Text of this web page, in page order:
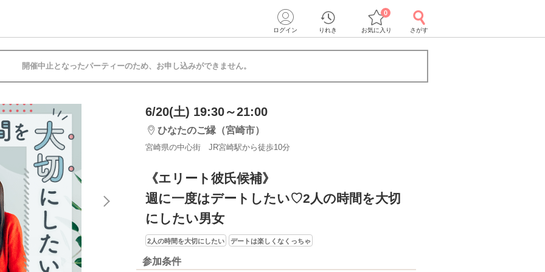
ログイン りれき お気に入り
0
さがす
開催中止となったパーティーのため、お申し込みができません。
6/20(土) 19:30～21:00
ひなたのご縁（宮崎市）
宮崎県の中心街 JR宮崎駅から徒歩10分
《エリート彼氏候補》
週に一度はデートしたい♡2人の時間を大切
にしたい男女
2人の時間を大切にしたい デートは楽しくなくっちゃ
参加条件